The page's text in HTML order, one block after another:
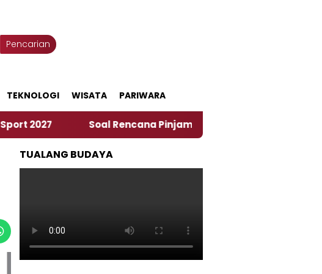
Pencarian
TEKNOLOGI WISATA PARIWARA
‎Soal Rencana Pinjaman Daerah Pemkab Jember, Ini
TUALANG BUDAYA